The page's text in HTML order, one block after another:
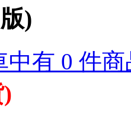
)
中有 0 件